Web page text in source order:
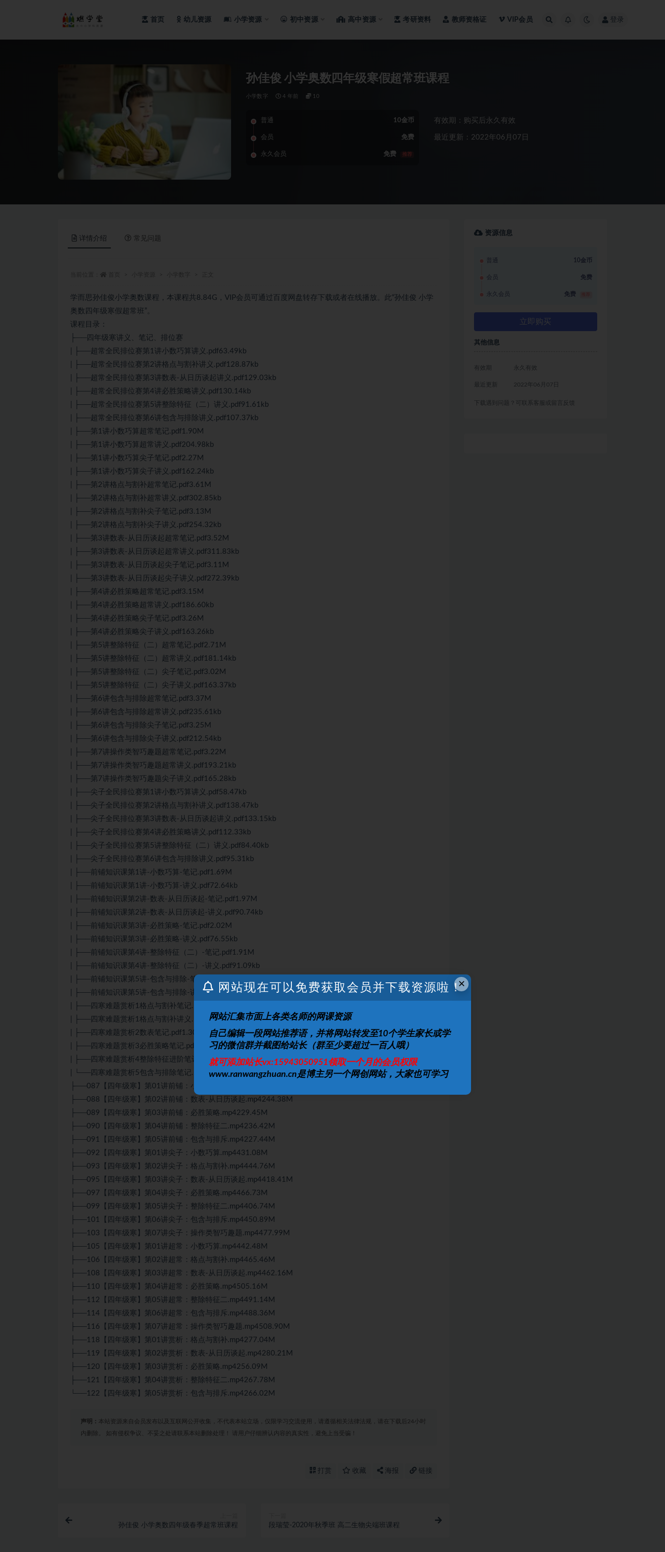
首页 幼儿资源 小学资源 初中资源 高中资源 考研资料 教师资格证 VIP会员 登录
孙佳俊 小学奥数四年级寒假超常班课程
小学数字 4 年前 10
普通 10金币
会员 免费
永久会员 免费 推荐
有效期：购买后永久有效
最近更新：2022年06月07日
详情介绍 常见问题
学而思孙佳俊小学奥数课程，本课程共8.84G，VIP会员可通过百度网盘转存下载或者在线播放。此“孙佳俊 小学
奥数四年级寒假超常班”。
课程目录：
├──四年级寒讲义、笔记、排位赛
| ├──超常全民排位赛第1讲小数巧算讲义.pdf63.49kb
| ├──超常全民排位赛第2讲格点与割补讲义.pdf128.87kb
| ├──超常全民排位赛第3讲数表-从日历谈起讲义.pdf129.03kb
| ├──超常全民排位赛第4讲必胜策略讲义.pdf130.14kb
| ├──超常全民排位赛第5讲整除特征（二）讲义.pdf91.61kb
| ├──超常全民排位赛第6讲包含与排除讲义.pdf107.37kb
| ├──第1讲小数巧算超常笔记.pdf1.90M
| ├──第1讲小数巧算超常讲义.pdf204.98kb
| ├──第1讲小数巧算尖子笔记.pdf2.27M
| ├──第1讲小数巧算尖子讲义.pdf162.24kb
| ├──第2讲格点与割补超常笔记.pdf3.61M
| ├──第2讲格点与割补超常讲义.pdf302.85kb
| ├──第2讲格点与割补尖子笔记.pdf3.13M
| ├──第2讲格点与割补尖子讲义.pdf254.32kb
| ├──第3讲数表-从日历谈起超常笔记.pdf3.52M
| ├──第3讲数表-从日历谈起超常讲义.pdf311.83kb
| ├──第3讲数表-从日历谈起尖子笔记.pdf3.11M
| ├──第3讲数表-从日历谈起尖子讲义.pdf272.39kb
| ├──第4讲必胜策略超常笔记.pdf3.15M
| ├──第4讲必胜策略超常讲义.pdf186.60kb
| ├──第4讲必胜策略尖子笔记.pdf3.26M
| ├──第4讲必胜策略尖子讲义.pdf163.26kb
| ├──第5讲整除特征（二）超常笔记.pdf2.71M
| ├──第5讲整除特征（二）超常讲义.pdf181.14kb
| ├──第5讲整除特征（二）尖子笔记.pdf3.02M
| ├──第5讲整除特征（二）尖子讲义.pdf163.37kb
| ├──第6讲包含与排除超常笔记.pdf3.37M
| ├──第6讲包含与排除超常讲义.pdf235.61kb
| ├──第6讲包含与排除尖子笔记.pdf3.25M
| ├──第6讲包含与排除尖子讲义.pdf212.54kb
| ├──第7讲操作类智巧趣题超常笔记.pdf3.22M
| ├──第7讲操作类智巧趣题超常讲义.pdf193.21kb
| ├──第7讲操作类智巧趣题尖子讲义.pdf165.28kb
| ├──尖子全民排位赛第1讲小数巧算讲义.pdf58.47kb
| ├──尖子全民排位赛第2讲格点与割补讲义.pdf138.47kb
| ├──尖子全民排位赛第3讲数表-从日历谈起讲义.pdf133.15kb
| ├──尖子全民排位赛第4讲必胜策略讲义.pdf112.33kb
| ├──尖子全民排位赛第5讲整除特征（二）讲义.pdf84.40kb
| ├──尖子全民排位赛第6讲包含与排除讲义.pdf95.31kb
| ├──前铺知识课第1讲-小数巧算-笔记.pdf1.69M
| ├──前铺知识课第1讲-小数巧算-讲义.pdf72.64kb
| ├──前铺知识课第2讲-数表-从日历谈起-笔记.pdf1.97M
| ├──前铺知识课第2讲-数表-从日历谈起-讲义.pdf90.74kb
| ├──前铺知识课第3讲-必胜策略-笔记.pdf2.02M
| ├──前铺知识课第3讲-必胜策略-讲义.pdf76.55kb
| ├──前铺知识课第4讲-整除特征（二）-笔记.pdf1.91M
| ├──前铺知识课第4讲-整除特征（二）-讲义.pdf91.09kb
| ├──前铺知识课第5讲-包含与排除-笔记.pdf2.01M
| ├──前铺知识课第5讲-包含与排除-讲义.pdf136.87kb
| ├──四寒难题赏析1格点与割补笔记.pdf1.28M
| ├──四寒难题赏析1格点与割补讲义.pdf236.38kb
| ├──四寒难题赏析2数表笔记.pdf1.30M
| ├──四寒难题赏析3必胜策略笔记.pdf1.26M
| ├──四寒难题赏析4整除特征进阶笔记.pdf1.23M
| └──四寒难题赏析5包含与排除笔记.pdf1.68M
├──087【四年级寒】第01讲前铺：小数巧算.mp4234.36M
├──088【四年级寒】第02讲前铺：数表-从日历谈起.mp4244.38M
├──089【四年级寒】第03讲前铺：必胜策略.mp4229.45M
├──090【四年级寒】第04讲前铺：整除特征二.mp4236.42M
├──091【四年级寒】第05讲前铺：包含与排斥.mp4227.44M
├──092【四年级寒】第01讲尖子：小数巧算.mp4431.08M
├──093【四年级寒】第02讲尖子：格点与割补.mp4444.76M
├──095【四年级寒】第03讲尖子：数表-从日历谈起.mp4418.41M
├──097【四年级寒】第04讲尖子：必胜策略.mp4466.73M
├──099【四年级寒】第05讲尖子：整除特征二.mp4406.74M
├──101【四年级寒】第06讲尖子：包含与排斥.mp4450.89M
├──103【四年级寒】第07讲尖子：操作类智巧趣题.mp4477.99M
├──105【四年级寒】第01讲超常：小数巧算.mp4442.48M
├──106【四年级寒】第02讲超常：格点与割补.mp4465.46M
├──108【四年级寒】第03讲超常：数表-从日历谈起.mp4462.16M
├──110【四年级寒】第04讲超常：必胜策略.mp4505.16M
├──112【四年级寒】第05讲超常：整除特征二.mp4491.14M
├──114【四年级寒】第06讲超常：包含与排斥.mp4488.36M
├──116【四年级寒】第07讲超常：操作类智巧趣题.mp4508.90M
├──118【四年级寒】第01讲赏析：格点与割补.mp4277.04M
├──119【四年级寒】第02讲赏析：数表-从日历谈起.mp4280.21M
├──120【四年级寒】第03讲赏析：必胜策略.mp4256.09M
├──121【四年级寒】第04讲赏析：整除特征二.mp4267.78M
└──122【四年级寒】第05讲赏析：包含与排斥.mp4266.02M
声明： 本站资源来自会员发布以及互联网公开收集，不代表本站立场，仅限学习交流使用，请遵循相关法律法规，请在下载后24小时
内删除。 如有侵权争议、不妥之处请联系本站删除处理！ 请用户仔细辨认内容的真实性，避免上当受骗！
打赏 收藏 海报 链接
孙佳俊 小学奥数四年级春季超常班课程 段瑞莹-2020年秋季班 高二生物尖端班课程
资源信息
普通 10金币
会员 免费
永久会员 免费
立即购买
其他信息
有效期 永久有效
最近更新 2022年06月07日
下载遇到问题？可联系客服或留言反馈
×
网站现在可以免费获取会员并下载资源啦！
网站汇集市面上各类名师的网课资源
自己编辑一段网站推荐语，并将网站转发至10个学生家长或学
习的微信群并截图给站长（群至少要超过一百人哦）
就可添加站长vx:15943050951领取一个月的会员权限
www.ranwangzhuan.cn是博主另一个网创网站，大家也可学习